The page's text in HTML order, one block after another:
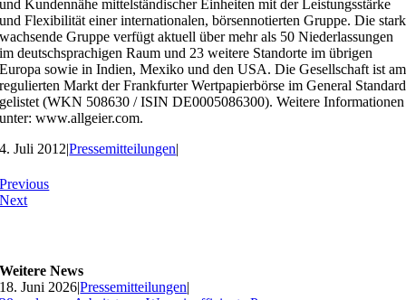
und Kundennähe mittelständischer Einheiten mit der Leistungsstärke
und Flexibilität einer internationalen, börsennotierten Gruppe. Die stark
wachsende Gruppe verfügt aktuell über mehr als 50 Niederlassungen
im deutschsprachigen Raum und 23 weitere Standorte im übrigen
Europa sowie in Indien, Mexiko und den USA. Die Gesellschaft ist am
regulierten Markt der Frankfurter Wertpapierbörse im General Standard
gelistet (WKN 508630 / ISIN DE0005086300). Weitere Informationen
unter: www.allgeier.com.
4. Juli 2012|Pressemitteilungen|
Previous
Next
Weitere News
18. Juni 2026|Pressemitteilungen|